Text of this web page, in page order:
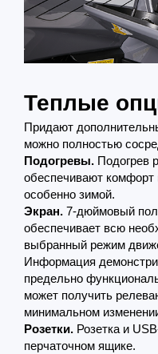
Теплые
Придают
можно полностью
Подогревы. Подогрев
обеспечивают комфорт
особенно зимой.
Экран. 7-дюймовый
обеспечивает всю
выбранный режим
Информация
предельно
может получить
минимальном
Розетки. Розетка и
перчаточном ящике.